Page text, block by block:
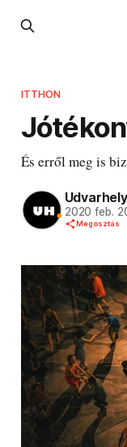
ITTHON
És erről meg is
2020 feb.
Megosztás